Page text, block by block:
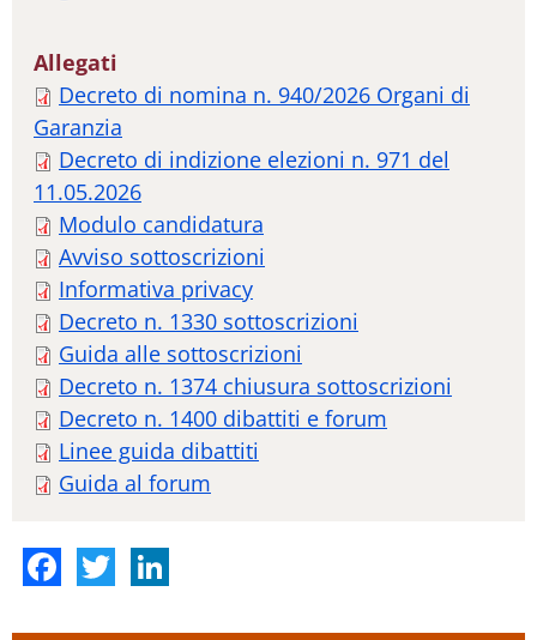
Allegati
Decreto di nomina n. 940/2026 Organi di
Garanzia
Decreto di indizione elezioni n. 971 del
11.05.2026
Modulo candidatura
Avviso sottoscrizioni
Informativa privacy
Decreto n. 1330 sottoscrizioni
Guida alle sottoscrizioni
Decreto n. 1374 chiusura sottoscrizioni
Decreto n. 1400 dibattiti e forum
Linee guida dibattiti
Guida al forum
Facebook
Twitter